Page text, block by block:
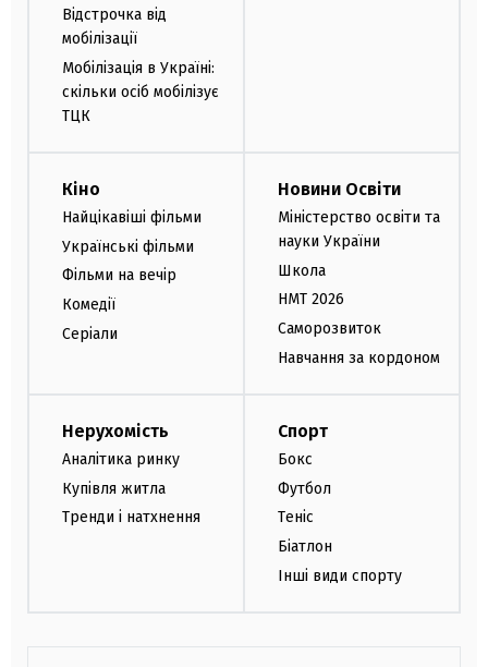
Відстрочка від
мобілізації
Мобілізація в Україні:
скільки осіб мобілізує
ТЦК
Кіно
Найцікавіші фільми
Українські фільми
Фільми на вечір
Комедії
Серіали
Новини Освіти
Міністерство освіти та
науки України
Школа
НМТ 2026
Саморозвиток
Навчання за кордоном
Нерухомість
Аналітика ринку
Купівля житла
Тренди і натхнення
Спорт
Бокс
Футбол
Теніс
Біатлон
Інші види спорту